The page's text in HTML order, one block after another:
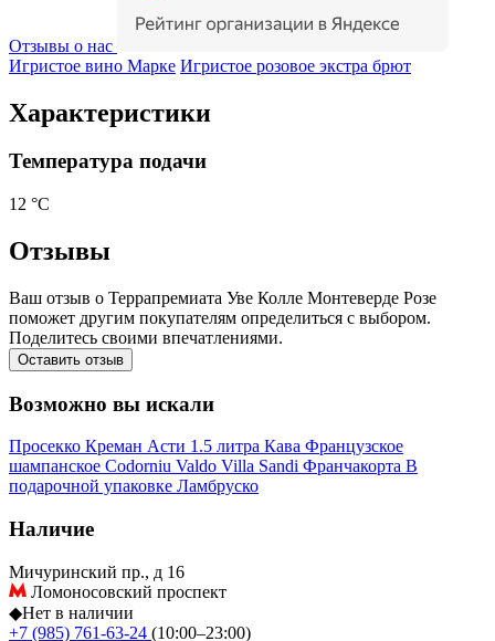
Отзывы о нас
Игристое вино Марке Игристое розовое экстра брют
Характеристики
Температура подачи
12 °С
Отзывы
Ваш отзыв о Террапремиата Уве Колле Монтеверде Розе
поможет другим покупателям определиться с выбором.
Поделитесь своими впечатлениями.
Оставить отзыв
Возможно вы искали
Просекко Креман Асти 1.5 литра Кава Французское
шампанское Codorniu Valdo Villa Sandi Франчакорта В
подарочной упаковке Ламбруско
Наличие
Мичуринский пр., д 16
Ломоносовский проспект
◆Нет в наличии
+7 (985) 761-63-24 (10:00–23:00)